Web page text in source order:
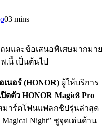
03 mins
มและข้อเสนอพิเศษมากมาย
.นี้ เป็นต้นไป
เนอร์ (HONOR) ผู้ให้บริการ
ปิดตัว HONOR Magic8 Pro
มาร์ตโฟนแฟลกชิปรุ่นล่าสุด
Night” ชูจุดเด่นด้าน